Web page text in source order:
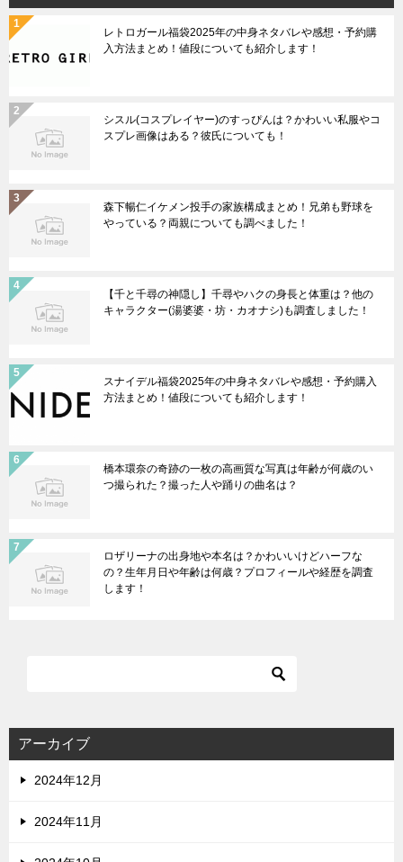
レトロガール福袋2025年の中身ネタバレや感想・予約購
入方法まとめ！値段についても紹介します！
シスル(コスプレイヤー)のすっぴんは？かわいい私服やコ
スプレ画像はある？彼氏についても！
森下暢仁イケメン投手の家族構成まとめ！兄弟も野球を
やっている？両親についても調べました！
【千と千尋の神隠し】千尋やハクの身長と体重は？他の
キャラクター(湯婆婆・坊・カオナシ)も調査しました！
スナイデル福袋2025年の中身ネタバレや感想・予約購入
方法まとめ！値段についても紹介します！
橋本環奈の奇跡の一枚の高画質な写真は年齢が何歳のい
つ撮られた？撮った人や踊りの曲名は？
ロザリーナの出身地や本名は？かわいいけどハーフな
の？生年月日や年齢は何歳？プロフィールや経歴を調査
します！
アーカイブ
2024年12月
2024年11月